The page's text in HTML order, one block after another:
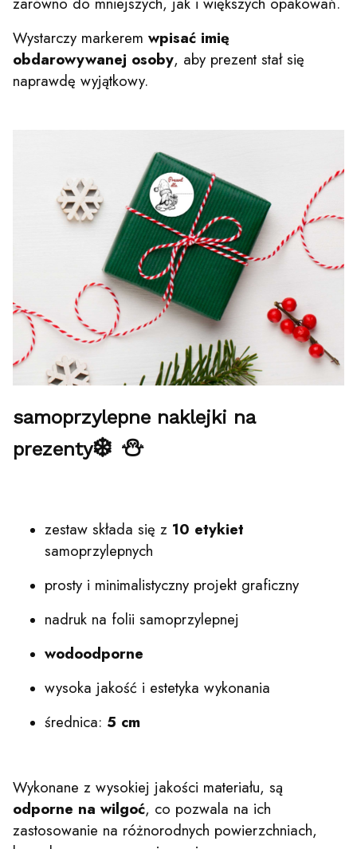
Wystarczy markerem wpisać imię
obdarowywanej osoby, aby prezent stał się
naprawdę wyjątkowy.
samoprzylepne naklejki na
prezenty❄️ ⛄
zestaw składa się z 10 etykiet
samoprzylepnych
prosty i minimalistyczny projekt graficzny
nadruk na folii samoprzylepnej
wodoodporne
wysoka jakość i estetyka wykonania
średnica: 5 cm
Wykonane z wysokiej jakości materiału, są
odporne na wilgoć, co pozwala na ich
zastosowanie na różnorodnych powierzchniach,